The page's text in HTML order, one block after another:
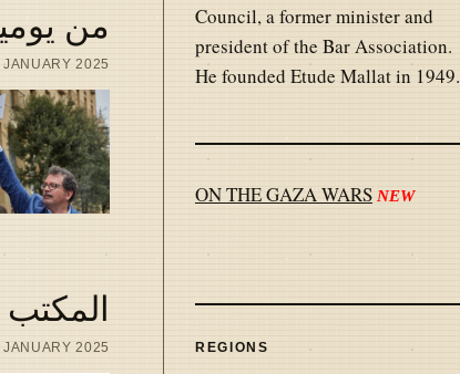
من
JANUARY 2025
المكتب
JANUARY 2025
Council, a former minister and
president of the Bar Association.
He founded Etude Mallat in 1949.
ON THE GAZA WARS NEW
REGIONS